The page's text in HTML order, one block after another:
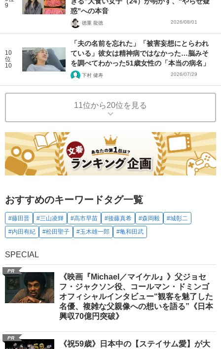
9
惑”への本音
徳重 龍徳 2026/08/01
10
位
10
「夫の名前を忘れた」「被害妄想にとらわれ
ている」彼女は精神病ではなかった…脳みそ
を調べてわかった51歳女性の「本当の病名」
下村 健寿 2026/07/29
11位から20位を見る
おすすめのキーワードタグ一覧
#藤田晋 #三山凌輝 #高市早苗 #後藤真希 #森岡毅
#城彰二
#内田有紀
#松田聖子 #玉木雄一郎 #亀和田武
SPECIAL
PR
《映画『Michael／マイケル』》父ジョセ
フ・ジャクソン役、コールマン・ドミンゴ
オフィシャルインタビュー“観客を魅了した
名優、複雑な父親像への想いを語る”《日本
興収70億円突破》
PR
《祝59歳》日本中の【ステイサム愛】が大